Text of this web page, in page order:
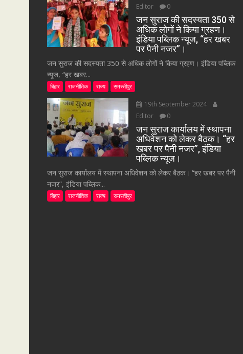
Editor
0
जन सुराज की सदस्यता 350 से
अधिक लोगों ने किया ग्रहण।
इंडिया पब्लिक न्यूज, “हर खबर
पर पैनी नजर”।
जन सुराज की सदस्यता 350 से अधिक लोगों ने किया ग्रहण। इंडिया पब्लिक
न्यूज, “हर खबर...
बिहार राजनीतिक राज्य समस्तीपुर
19th September 2024
Editor
0
जन सुराज कार्यालय में स्थापना
अधिवेशन को लेकर बैठक। “हर
खबर पर पैनी नजर”, इंडिया
पब्लिक न्यूज।
जन सुराज कार्यालय में स्थापना अधिवेशन को लेकर बैठक। “हर खबर पर पैनी
नजर”, इंडिया पब्लिक...
बिहार राजनीतिक राज्य समस्तीपुर